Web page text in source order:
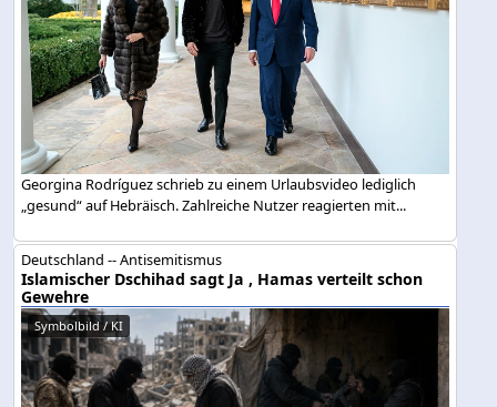
Georgina Rodríguez schrieb zu einem Urlaubsvideo lediglich
„gesund“ auf Hebräisch. Zahlreiche Nutzer reagierten mit...
Deutschland -- Antisemitismus
Islamischer Dschihad sagt Ja , Hamas verteilt schon
Gewehre
Symbolbild / KI